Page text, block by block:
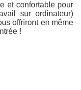
et confortable pour
sur ordinateur)
offriront en même
!